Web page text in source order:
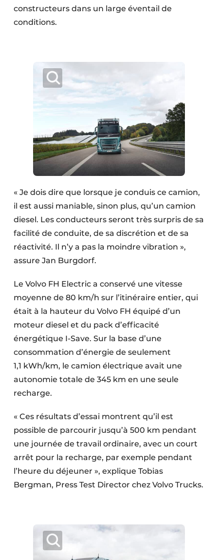
Software
constructeurs dans un large éventail de
conditions.
« Je dois dire que lorsque je conduis ce camion,
il est aussi maniable, sinon plus, qu’un camion
diesel. Les conducteurs seront très surpris de sa
facilité de conduite, de sa discrétion et de sa
réactivité. Il n’y a pas la moindre vibration »,
assure Jan Burgdorf.
Le Volvo FH Electric a conservé une vitesse
moyenne de 80 km/h sur l’itinéraire entier, qui
était à la hauteur du Volvo FH équipé d’un
moteur diesel et du pack d’efficacité
énergétique I-Save. Sur la base d’une
consommation d’énergie de seulement
1,1 kWh/km, le camion électrique avait une
autonomie totale de 345 km en une seule
recharge.
« Ces résultats d’essai montrent qu’il est
possible de parcourir jusqu’à 500 km pendant
une journée de travail ordinaire, avec un court
arrêt pour la recharge, par exemple pendant
l’heure du déjeuner », explique Tobias
Bergman, Press Test Director chez Volvo Trucks.